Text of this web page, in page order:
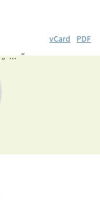
vCard
PDF
„ ... “